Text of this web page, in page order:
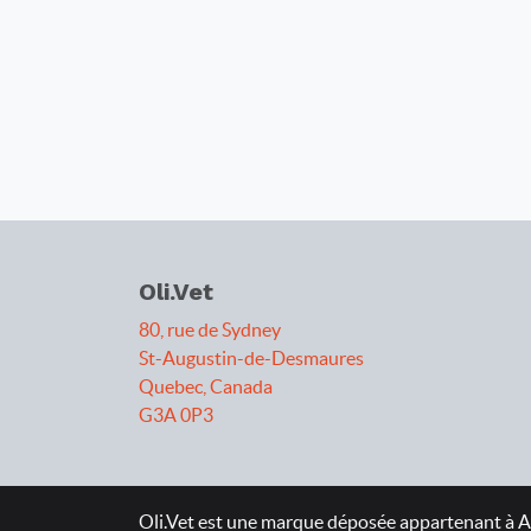
Oli.Vet
80, rue de Sydney
St-Augustin-de-Desmaures
Quebec, Canada
G3A 0P3
Oli.Vet est une marque déposée appartenant à